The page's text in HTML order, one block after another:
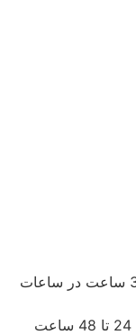
طراحی های آشپزخانه و کمد مدرن، 3 ساعت در ساعات